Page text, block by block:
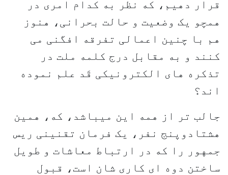
قرار دهیم، که نظر به کدام امری در
همچو یک وضعیت و حالت بحرانی، هنوز
هم با چنین اعمالی تفرقه افگنی می
کنند و به مقابل درج کلمه ملت در
تذکره های الکترونیکی قَد علم نموده
اند؟
جالب تر از همه این میباشد، که، همین
هشتادوپنج نفر، یک فرمان تقنینی ریس
جمهور را که در ارتباط معاشات و طویل
ساختن دوه ای کاری شان است، قبول